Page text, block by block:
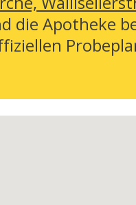
die Apotheke